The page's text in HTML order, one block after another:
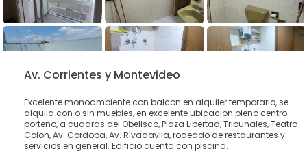
Av. Corrientes y Montevideo
Excelente monoambiente con balcon en alquiler temporario, se
alquila con o sin muebles, en excelente ubicacion pleno centro
porteno, a cuadras del Obelisco, Plaza Libertad, Tribunales, Teatro
Colon, Av. Cordoba, Av. Rivadaviia, rodeado de restaurantes y
servicios en general. Edificio cuenta con piscina.